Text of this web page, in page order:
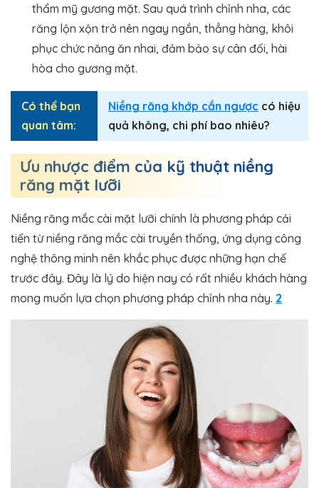
thẩm mỹ gương mặt. Sau quá trình chỉnh nha, các
răng lộn xộn trở nên ngay ngắn, thẳng hàng, khôi
phục chức năng ăn nhai, đảm bảo sự cân đối, hài
hòa cho gương mặt.
Có thể bạn
quan tâm:
Niềng răng khớp cắn ngược có hiệu
quả không, chi phí bao nhiêu?
Ưu nhược điểm của kỹ thuật niềng
răng mặt lưỡi
Niềng răng mắc cài mặt lưỡi chính là phương pháp cải
tiến từ niềng răng mắc cài truyền thống, ứng dụng công
nghệ thông minh nên khắc phục được những hạn chế
trước đây. Đây là lý do hiện nay có rất nhiều khách hàng
mong muốn lựa chọn phương pháp chỉnh nha này. 2